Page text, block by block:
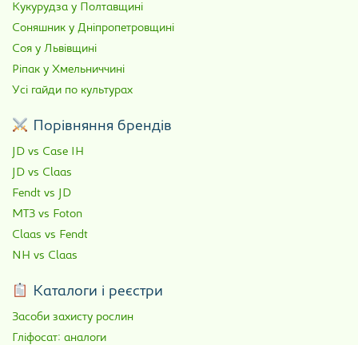
Кукурудза у Полтавщині
Соняшник у Дніпропетровщині
Соя у Львівщині
Ріпак у Хмельниччині
Усі гайди по культурах
Порівняння брендів
JD vs Case IH
JD vs Claas
Fendt vs JD
МТЗ vs Foton
Claas vs Fendt
NH vs Claas
Каталоги і реєстри
Засоби захисту рослин
Гліфосат: аналоги